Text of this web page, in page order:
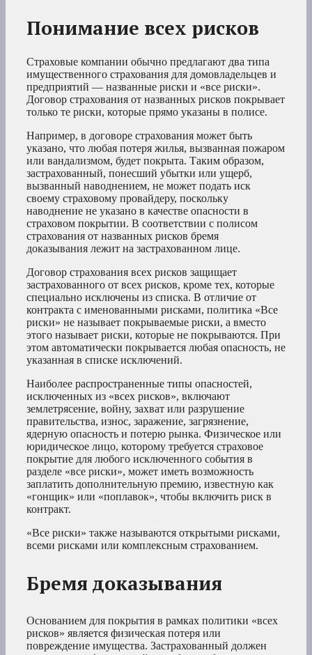
Понимание всех рисков
Страховые компании обычно предлагают два типа
имущественного страхования для домовладельцев и
предприятий — названные риски и «все риски».
Договор страхования от названных рисков покрывает
только те риски, которые прямо указаны в полисе.
Например, в договоре страхования может быть
указано, что любая потеря жилья, вызванная пожаром
или вандализмом, будет покрыта. Таким образом,
застрахованный, понесший убытки или ущерб,
вызванный наводнением, не может подать иск
своему страховому провайдеру, поскольку
наводнение не указано в качестве опасности в
страховом покрытии. В соответствии с полисом
страхования от названных рисков бремя
доказывания лежит на застрахованном лице.
Договор страхования всех рисков защищает
застрахованного от всех рисков, кроме тех, которые
специально исключены из списка. В отличие от
контракта с именованными рисками, политика «Все
риски» не называет покрываемые риски, а вместо
этого называет риски, которые не покрываются. При
этом автоматически покрывается любая опасность, не
указанная в списке исключений.
Наиболее распространенные типы опасностей,
исключенных из «всех рисков», включают
землетрясение, войну, захват или разрушение
правительства, износ, заражение, загрязнение,
ядерную опасность и потерю рынка. Физическое или
юридическое лицо, которому требуется страховое
покрытие для любого исключенного события в
разделе «все риски», может иметь возможность
заплатить дополнительную премию, известную как
«гонщик» или «поплавок», чтобы включить риск в
контракт.
«Все риски» также называются открытыми рисками,
всеми рисками или комплексным страхованием.
Бремя доказывания
Основанием для покрытия в рамках политики «всех
рисков» является физическая потеря или
повреждение имущества. Застрахованный должен